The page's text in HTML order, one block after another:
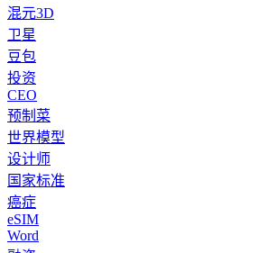
混元3D
卫星
豆包
投资
CEO
预制菜
世界模型
设计师
国家标准
癌症
eSIM
Word